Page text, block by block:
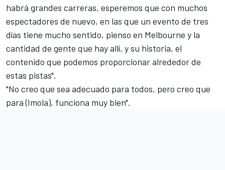
habrá grandes carreras, esperemos que con muchos
espectadores de nuevo, en las que un evento de tres
días tiene mucho sentido, pienso en Melbourne y la
cantidad de gente que hay allí, y su historia, el
contenido que podemos proporcionar alrededor de
estas pistas".
"No creo que sea adecuado para todos, pero creo que
para (Imola), funciona muy bien".